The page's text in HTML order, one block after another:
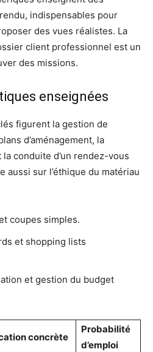
indispensables pour
des vues réalistes. La
client professionnel est un
des missions.
enseignées
figurent la gestion de
d’aménagement, la
conduite d’un rendez-vous
aussi sur l’éthique du matériau
coupes simples.
et shopping lists
et gestion du budget
concrète
Probabilité
d’emploi